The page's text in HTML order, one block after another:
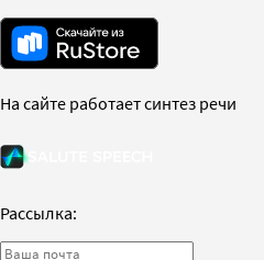
На сайте работает синтез речи
Рассылка: